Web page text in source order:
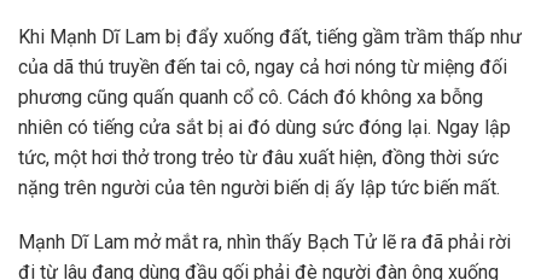
Khi Mạnh Dĩ Lam bị đẩy xuống đất, tiếng gầm trầm thấp như
của dã thú truyền đến tai cô, ngay cả hơi nóng từ miệng đối
phương cũng quấn quanh cổ cô. Cách đó không xa bỗng
nhiên có tiếng cửa sắt bị ai đó dùng sức đóng lại. Ngay lập
tức, một hơi thở trong trẻo từ đâu xuất hiện, đồng thời sức
nặng trên người của tên người biến dị ấy lập tức biến mất.
Mạnh Dĩ Lam mở mắt ra, nhìn thấy Bạch Tử lẽ ra đã phải rời
đi từ lâu đang dùng đầu gối phải đè người đàn ông xuống